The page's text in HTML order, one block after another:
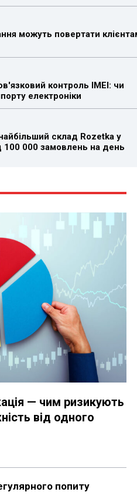
можуть повертати
контроль IMEI: чи
електроніки
склад Rozetka у
100 000 замовлень на день
— чим ризикують
від одного
попиту